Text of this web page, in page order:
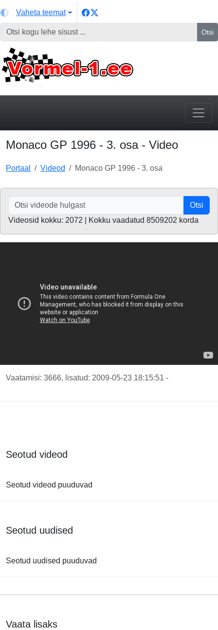
Vaheta teemat
Otsi
Monaco GP 1996 - 3. osa - Video
Portaal Videod Monaco GP 1996 - 3. osa
Otsi
Videosid kokku: 2072 | Kokku vaadatud 8509202 korda
Vaatamisi: 3666, lisatud: 2009-05-23 18:15:51 -
Seotud videod
Seotud videod puuduvad
Seotud uudised
Seotud uudised puuduvad
Vaata lisaks